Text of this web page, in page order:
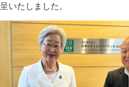
呈いたしました。